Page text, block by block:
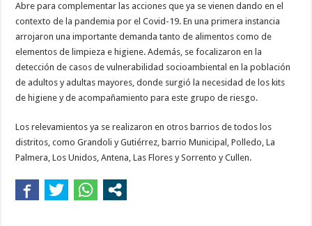
Abre para complementar las acciones que ya se vienen dando en el
contexto de la pandemia por el Covid-19. En una primera instancia
arrojaron una importante demanda tanto de alimentos como de
elementos de limpieza e higiene. Además, se focalizaron en la
detección de casos de vulnerabilidad socioambiental en la población
de adultos y adultas mayores, donde surgió la necesidad de los kits
de higiene y de acompañamiento para este grupo de riesgo.
Los relevamientos ya se realizaron en otros barrios de todos los
distritos, como Grandoli y Gutiérrez, barrio Municipal, Polledo, La
Palmera, Los Unidos, Antena, Las Flores y Sorrento y Cullen.